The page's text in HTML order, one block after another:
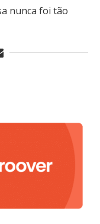
nunca foi tão